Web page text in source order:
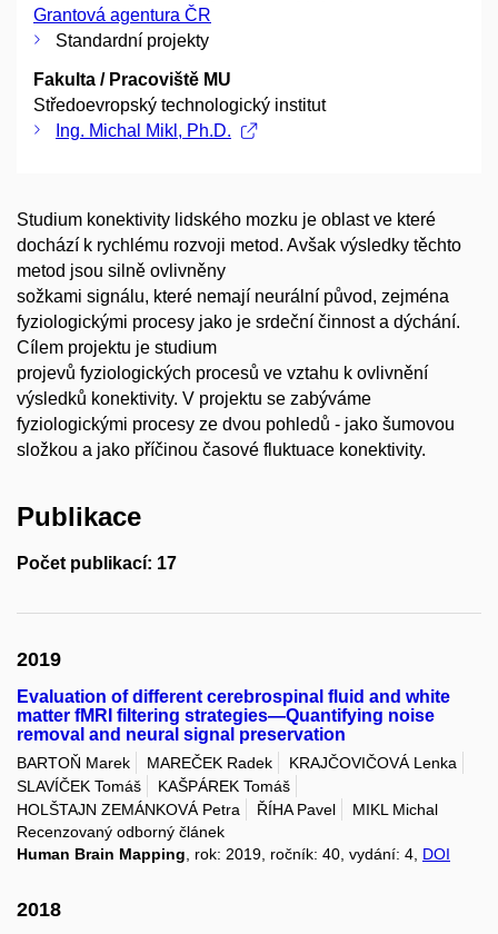
Grantová agentura ČR
Standardní projekty
Fakulta / Pracoviště MU
Středoevropský technologický institut
Ing. Michal Mikl, Ph.D.
Studium konektivity lidského mozku je oblast ve které
dochází k rychlému rozvoji metod. Avšak výsledky těchto
metod jsou silně ovlivněny
sožkami signálu, které nemají neurální původ, zejména
fyziologickými procesy jako je srdeční činnost a dýchání.
Cílem projektu je studium
projevů fyziologických procesů ve vztahu k ovlivnění
výsledků konektivity. V projektu se zabýváme
fyziologickými procesy ze dvou pohledů - jako šumovou
složkou a jako příčinou časové fluktuace konektivity.
Publikace
Počet publikací: 17
2019
Evaluation of different cerebrospinal fluid and white
matter fMRI filtering strategies—Quantifying noise
removal and neural signal preservation
BARTOŇ Marek MAREČEK Radek
KRAJČOVIČOVÁ Lenka
SLAVÍČEK Tomáš
KAŠPÁREK Tomáš
HOLŠTAJN ZEMÁNKOVÁ Petra
ŘÍHA Pavel
MIKL Michal
Recenzovaný odborný článek
Human Brain Mapping, rok: 2019, ročník: 40, vydání: 4, DOI
2018